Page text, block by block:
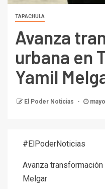
TAPACHULA
Avanza
urbana en
Yamil
El Poder Noticias
#ElPoderNoticias
Avanza transformación
Melgar